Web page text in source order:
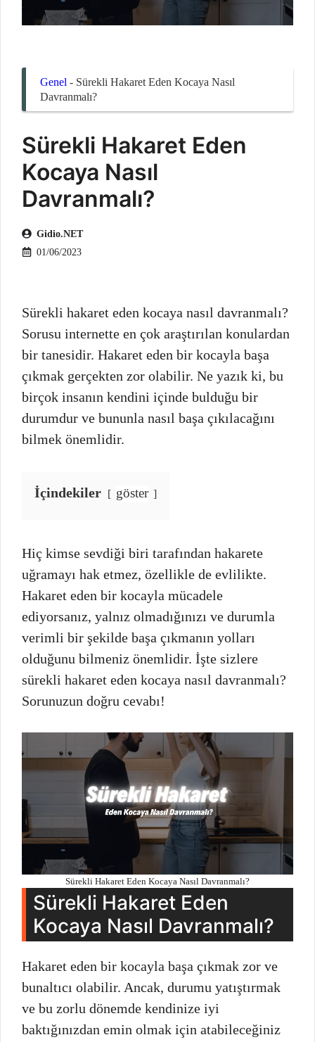
Genel - Sürekli Hakaret Eden Kocaya Nasıl
Davranmalı?
Sürekli Hakaret Eden
Kocaya Nasıl
Davranmalı?
Gidio.NET
01/06/2023
Sürekli hakaret eden kocaya nasıl davranmalı?
Sorusu internette en çok araştırılan konulardan
bir tanesidir. Hakaret eden bir kocayla başa
çıkmak gerçekten zor olabilir. Ne yazık ki, bu
birçok insanın kendini içinde bulduğu bir
durumdur ve bununla nasıl başa çıkılacağını
bilmek önemlidir.
İçindekiler göster
Hiç kimse sevdiği biri tarafından hakarete
uğramayı hak etmez, özellikle de evlilikte.
Hakaret eden bir kocayla mücadele
ediyorsanız, yalnız olmadığınızı ve durumla
verimli bir şekilde başa çıkmanın yolları
olduğunu bilmeniz önemlidir. İşte sizlere
sürekli hakaret eden kocaya nasıl davranmalı?
Sorunuzun doğru cevabı!
Sürekli Hakaret Eden Kocaya Nasıl Davranmalı?
Sürekli Hakaret Eden
Kocaya Nasıl Davranmalı?
Hakaret eden bir kocayla başa çıkmak zor ve
bunaltıcı olabilir. Ancak, durumu yatıştırmak
ve bu zorlu dönemde kendinize iyi
baktığınızdan emin olmak için atabileceğiniz